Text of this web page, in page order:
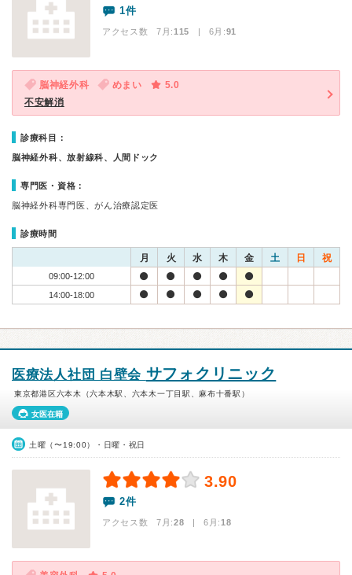
1件
アクセス数 7月:115 | 6月:91
脳神経外科 めまい
5.0
不安解消
診療科目：
脳神経外科、放射線科、人間ドック
専門医・資格：
脳神経外科専門医、がん治療認定医
診療時間
月 火 水 木 金 土 日 祝
09:00-12:00
14:00-18:00
医療法人社団 白壁会 サフォクリニック
東京都港区六本木（六本木駅、六本木一丁目駅、麻布十番駅）
女医在籍
土曜（〜19:00）・日曜・祝日
3.90
2件
アクセス数 7月:28 | 6月:18